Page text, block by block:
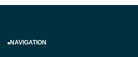
NAVIGATION